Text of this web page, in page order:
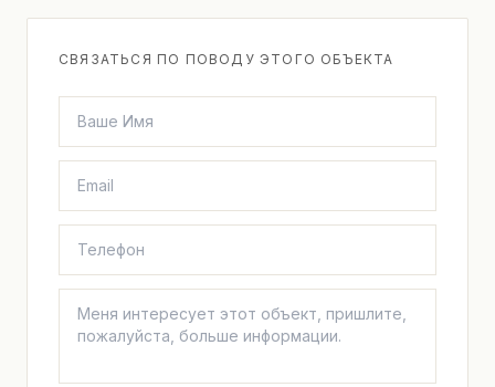
СВЯЗАТЬСЯ ПО ПОВОДУ ЭТОГО ОБЪЕКТА